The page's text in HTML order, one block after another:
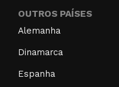
OUTROS PAÍSES
Alemanha
Dinamarca
Espanha